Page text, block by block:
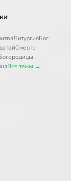
ЛитургияБог
Смерть
Все темы →